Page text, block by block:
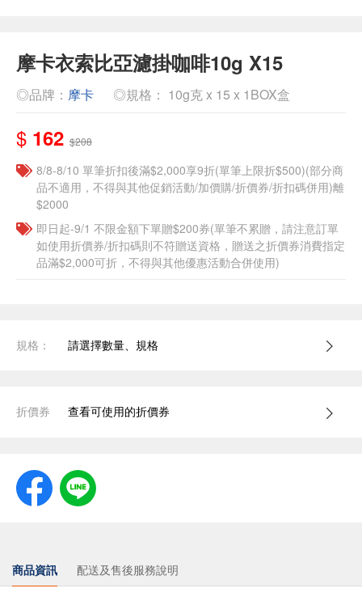
摩卡衣索比亞濾掛咖啡10g X15
◎品牌： 摩卡 ◎規格： 10g克 x 15 x 1BOX盒
$ 162 $208
8/8-8/10 單筆折扣後滿$2,000享9折(單筆上限折$500)(部分商
品不適用，不得與其他促銷活動/加價購/折價券/折扣碼併用)離
$2000
即日起-9/1 不限金額下單贈$200券(單筆不累贈，請注意訂單
如使用折價券/折扣碼則不符贈送資格，贈送之折價券消費指定
品滿$2,000可折，不得與其他優惠活動合併使用)
規格： 請選擇數量、規格
折價券 查看可使用的折價券
商品資訊 配送及售後服務說明